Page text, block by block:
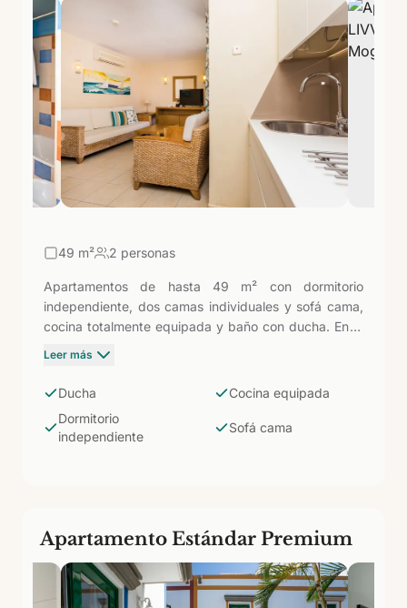
los canales. Desde el puerto salen excursiones en
barco a lo largo de la costa y salidas para
avistamiento de cetáceos. Un alojamiento con
personalidad en el rincón más fotogénico de Gran
Canaria.
49 m² 2 personas
Apartamentos de hasta 49 m² con dormitorio
independiente, dos camas individuales y sofá cama,
cocina totalmente equipada y baño con ducha. En la
"Pequeña Venecia" de Gran Canaria, con la Playa de
conocer uno de los rincones más encantadores del
cocina propia y espacio para dos personas.
Leer más
Ducha
Cocina equipada
Dormitorio
independiente
Sofá cama
Apartamento Estándar Premium